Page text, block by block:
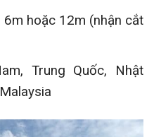
6m hoặc 12m (nhận cắt
Trung Quốc, Nhật